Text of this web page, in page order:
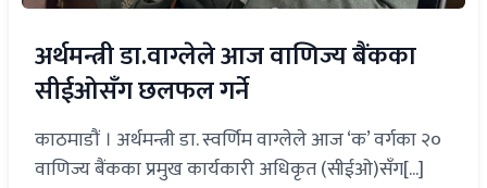
अर्थमन्त्री डा.वाग्लेले आज वाणिज्य बैंकका
सीईओसँग छलफल गर्ने
काठमाडौं । अर्थमन्त्री डा. स्वर्णिम वाग्लेले आज ‘क’ वर्गका २०
वाणिज्य बैंकका प्रमुख कार्यकारी अधिकृत (सीईओ)सँग[...]